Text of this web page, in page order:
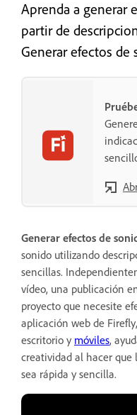
Aprenda a generar
partir de
Generar efectos de
Generar efectos de
sonido utilizando
sencillas.
vídeo, una publicación
proyecto que necesite
aplicación web de
escritorio y móviles,
creatividad al hacer que
sea rápida y sencilla.